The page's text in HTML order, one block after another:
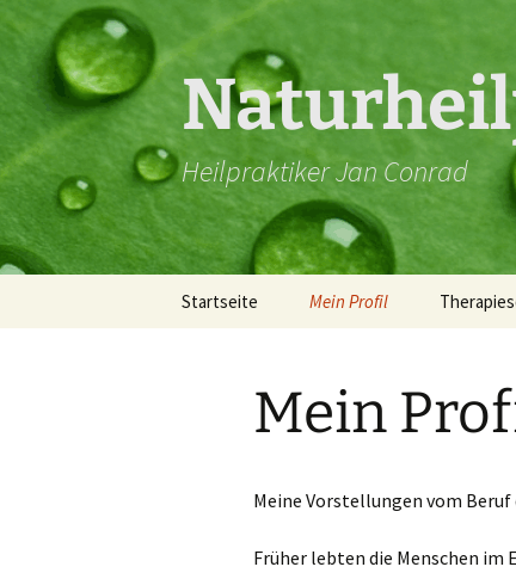
Inhalt
springen
Heilpraktiker Jan Conrad
Startseite Mein Profil
Wing
Mein
Meine Vorstellungen vom
Früher lebten die Menschen im